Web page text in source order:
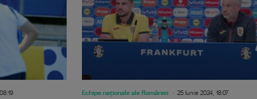
Echipe naționale ale României 25 Iunie 2024, 18:07